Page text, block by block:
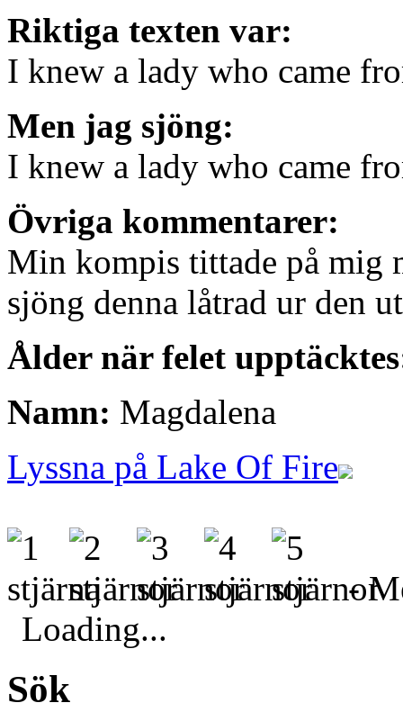
Riktiga texten var:
I knew a lady who came
Men jag sjöng:
I knew a lady who came
Övriga kommentarer:
Min kompis tittade på mig
sjöng denna låtrad ur den
Ålder när felet
Namn: Magdalena
Lyssna på Lake Of Fire
-
Loading...
Sök